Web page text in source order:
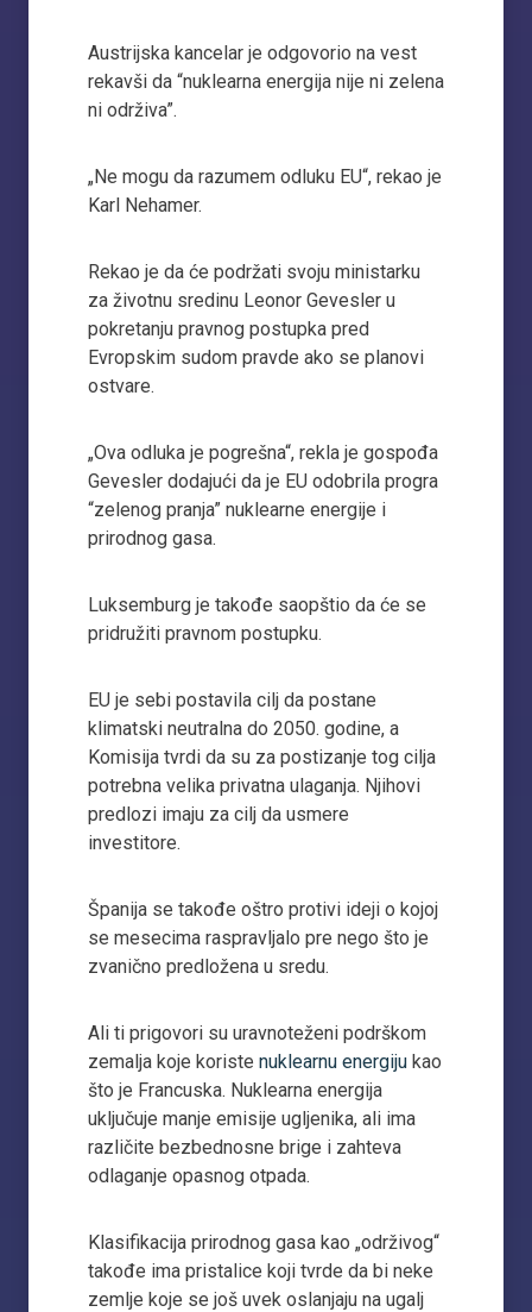
Austrijska kancelar je odgovorio na vest
rekavši da “nuklearna energija nije ni zelena
ni održiva”.
„Ne mogu da razumem odluku EU“, rekao je
Karl Nehamer.
Rekao je da će podržati svoju ministarku
za životnu sredinu Leonor Gevesler u
pokretanju pravnog postupka pred
Evropskim sudom pravde ako se planovi
ostvare.
„Ova odluka je pogrešna“, rekla je gospođa
Gevesler dodajući da je EU odobrila progra
“zelenog pranja” nuklearne energije i
prirodnog gasa.
Luksemburg je takođe saopštio da će se
pridružiti pravnom postupku.
EU je sebi postavila cilj da postane
klimatski neutralna do 2050. godine, a
Komisija tvrdi da su za postizanje tog cilja
potrebna velika privatna ulaganja. Njihovi
predlozi imaju za cilj da usmere
investitore.
Španija se takođe oštro protivi ideji o kojoj
se mesecima raspravljalo pre nego što je
zvanično predložena u sredu.
Ali ti prigovori su uravnoteženi podrškom
zemalja koje koriste nuklearnu energiju kao
što je Francuska. Nuklearna energija
uključuje manje emisije ugljenika, ali ima
različite bezbednosne brige i zahteva
odlaganje opasnog otpada.
Klasifikacija prirodnog gasa kao „održivog“
takođe ima pristalice koji tvrde da bi neke
zemlje koje se još uvek oslanjaju na ugalj